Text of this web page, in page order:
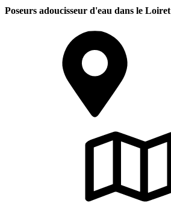
Poseurs adoucisseur d'eau dans le Loiret